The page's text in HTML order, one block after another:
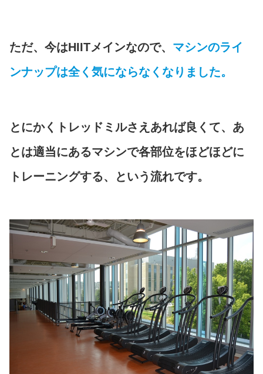
ただ、今はHIITメインなので、 マシンのライ
ンナップは全く気にならなくなりました。
とにかくトレッドミルさえあれば良くて、あ
とは適当にあるマシンで各部位をほどほどに
トレーニングする、という流れです。